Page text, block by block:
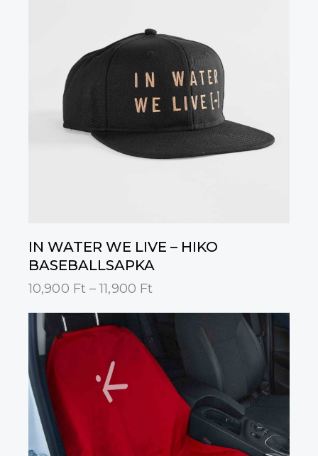
IN WATER WE LIVE – HIKO
BASEBALLSAPKA
10,900 Ft – 11,900 Ft